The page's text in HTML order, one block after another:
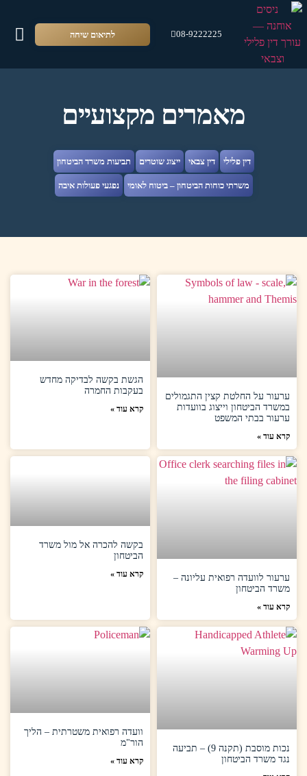
08-9222225 לתיאום שיחה
מאמרים מקצועיים
דין פלילי דין צבאי ייצוג שוטרים תביעות משרד הביטחון
משרתי כוחות הביטחון – ביטוח לאומי נפגעי פעולות איבה
ערעור על החלטת קצין התגמולים
במשרד הביטחון וייצוג בוועדות
ערעור בבתי המשפט
קרא עוד »
הגשת בקשה לבדיקה מחדש
בעקבות החמרה
קרא עוד »
ערעור לוועדה רפואית עליונה –
משרד הביטחון
קרא עוד »
בקשה להכרה אל מול משרד
הביטחון
קרא עוד »
נכות מוסבת (תקנה 9) – תביעה
נגד משרד הביטחון
וועדה רפואית משטרתית – הליך
הור"מ
קרא עוד »